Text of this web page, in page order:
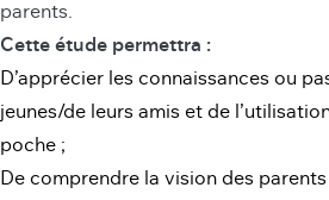
parents.
Cette étude permettra :
D’apprécier les connaissances ou
jeunes/de leurs amis et de
poche ;
De comprendre la vision des